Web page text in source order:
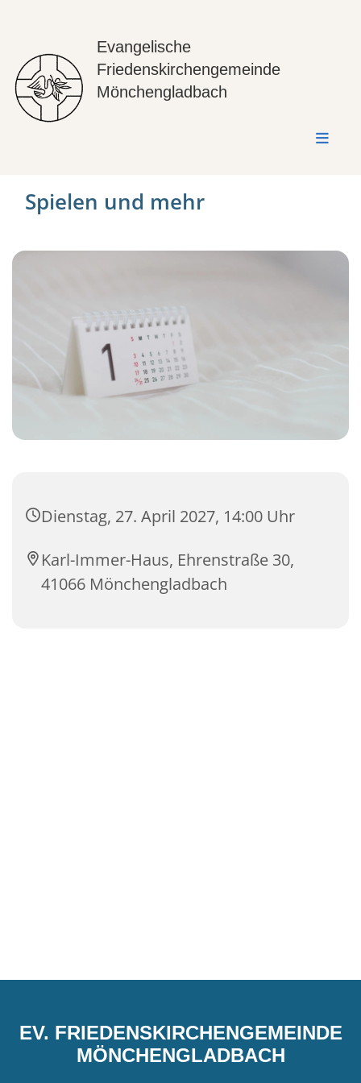
Evangelische
Friedenskirchengemeinde
Mönchengladbach
Spielen und mehr
Dienstag, 27. April 2027, 14:00 Uhr
Karl-Immer-Haus, Ehrenstraße 30,
41066 Mönchengladbach
EV. FRIEDENSKIRCHENGEMEINDE
MÖNCHENGLADBACH